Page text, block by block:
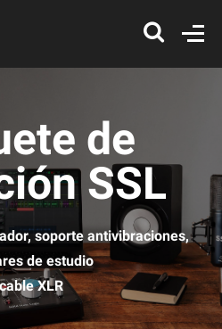
de
SSL
soporte antivibraciones,
de estudio
XLR